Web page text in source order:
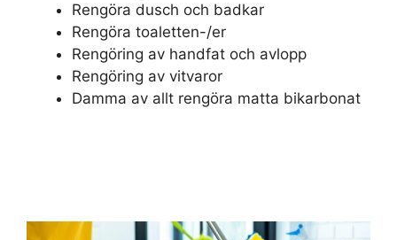
Rengöra dusch och badkar
Rengöra toaletten-/er
Rengöring av handfat och avlopp
Rengöring av vitvaror
Damma av allt rengöra matta bikarbonat